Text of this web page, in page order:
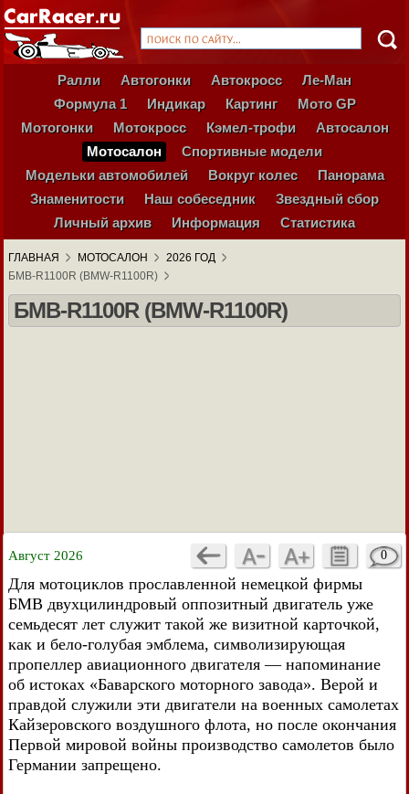
Ралли Автогонки Автокросс
Ле-Ман
Формула 1
Индикар Картинг
Мото GP
Мотогонки
Мотокросс Кэмел-трофи
Автосалон
Мотосалон
Спортивные модели
Модельки автомобилей
Вокруг колес
Панорама
Знаменитости
Наш собеседник
Звездный сбор
Личный архив
Информация Статистика
ГЛАВНАЯ МОТОСАЛОН
2026 ГОД
БМВ-R1100R (BMW-R1100R)
БМВ-R1100R (BMW-R1100R)
Август 2026 0
Для мотоциклов прославленной немецкой фирмы
БМВ двухцилиндровый оппозитный двигатель уже
семьдесят лет служит такой же визитной карточкой,
как и бело-голубая эмблема, символизирующая
пропеллер авиационного двигателя — напоминание
об истоках «Баварского моторного завода». Верой и
правдой служили эти двигатели на военных самолетах
Кайзеровского воздушного флота, но после окончания
Первой мировой войны производство самолетов было
Германии запрещено.